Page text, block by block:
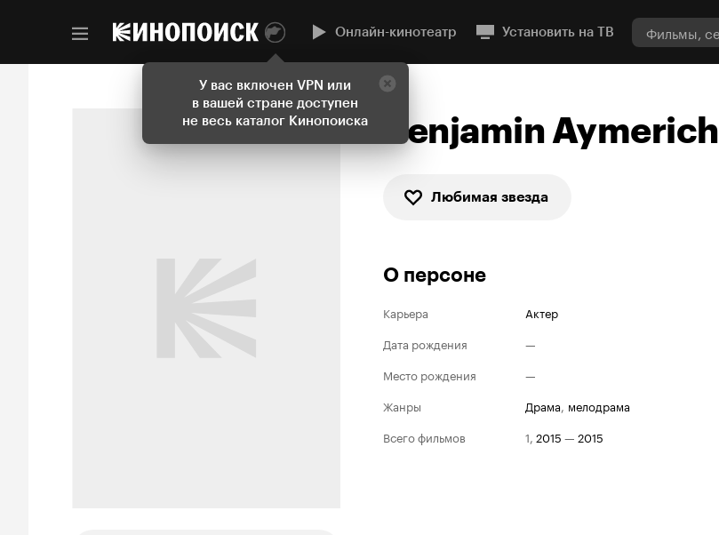
У вас включен VPN или
в вашей стране доступен
не весь каталог Кинопоиска
Онлайн-кинотеатр Установить на ТВ
Benjamin Aymerich
Любимая звезда
О персоне
Карьера
Актер
Дата рождения
—
Место рождения
—
Жанры
драма, мелодрама
Всего фильмов
1, 2015 — 2015